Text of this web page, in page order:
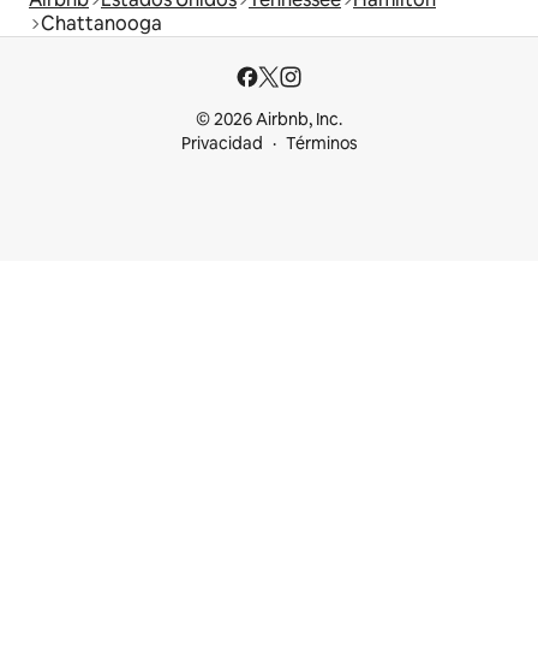
Chattanooga
© 2026 Airbnb, Inc.
Privacidad
Términos